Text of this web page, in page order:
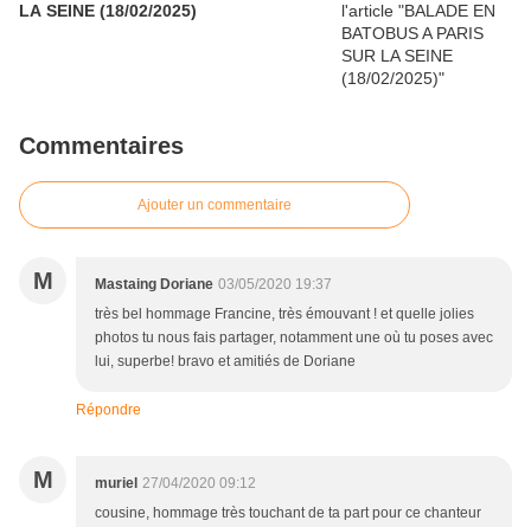
LA SEINE (18/02/2025)
Commentaires
Ajouter un commentaire
M Mastaing Doriane 03/05/2020 19:37
très bel hommage Francine, très émouvant ! et quelle jolies
photos tu nous fais partager, notamment une où tu poses avec
lui, superbe! bravo et amitiés de Doriane
Répondre
M muriel 27/04/2020 09:12
cousine, hommage très touchant de ta part pour ce chanteur